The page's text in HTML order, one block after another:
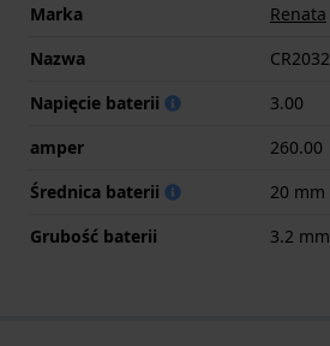
Marka
Renata
Nazwa
CR2032
Napięcie baterii
3.00
amper
260.00
Średnica baterii
20 mm
Grubość baterii
3.2 mm